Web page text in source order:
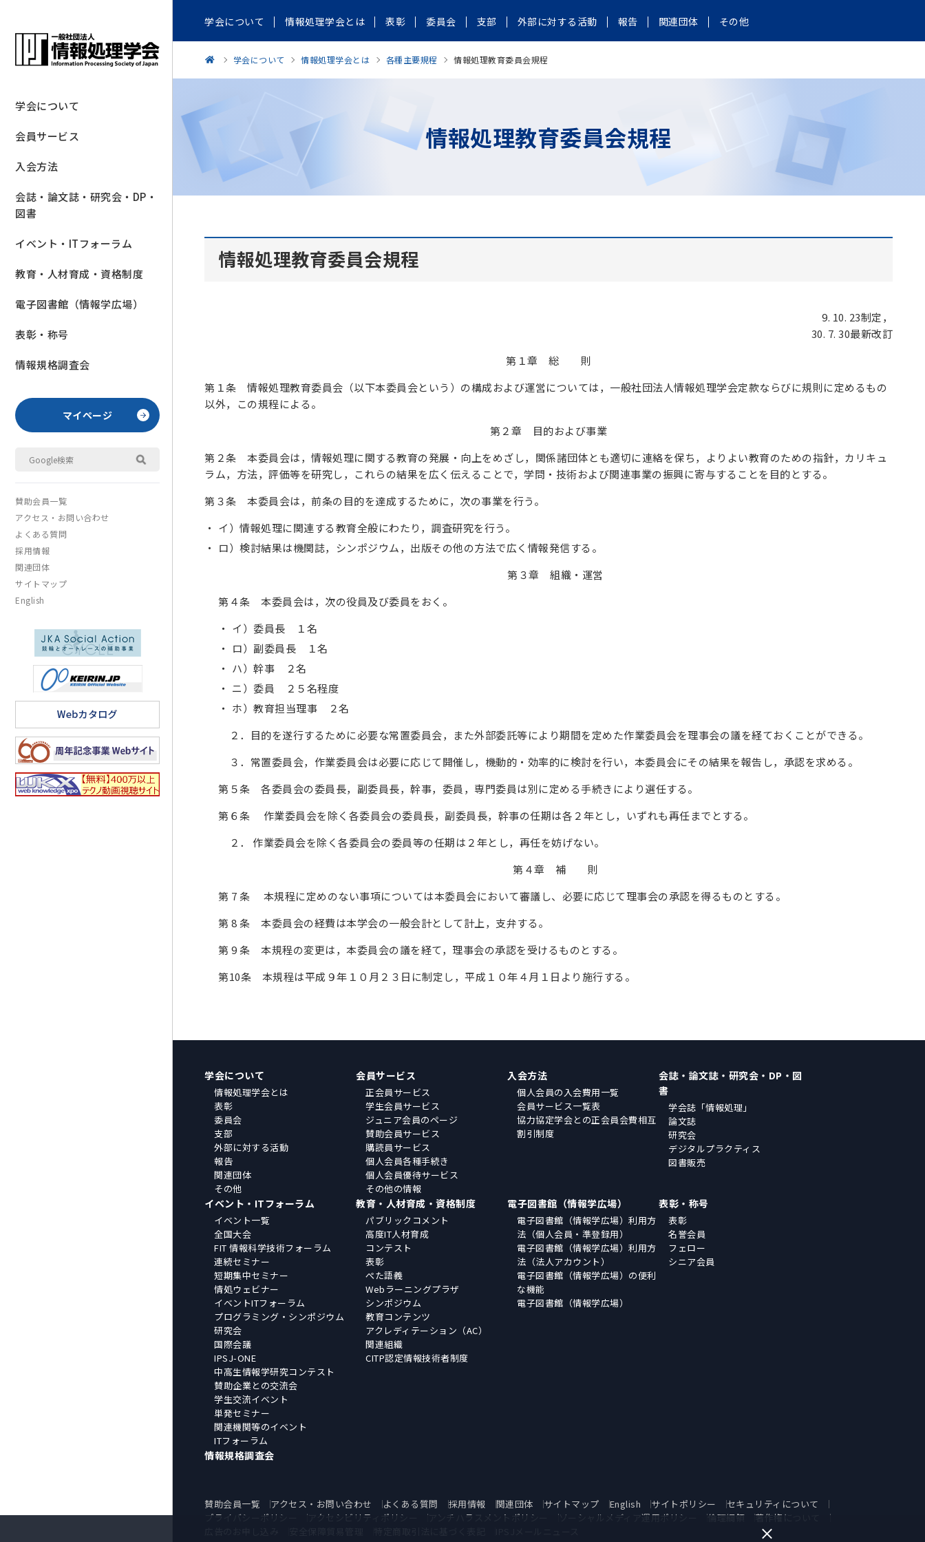
学会について
会員サービス
入会方法
会誌・論文誌・研究会・DP・
図書
イベント・ITフォーラム
教育・人材育成・資格制度
電子図書館（情報学広場）
表彰・称号
情報規格調査会
マイページ
賛助会員一覧
アクセス・お問い合わせ
よくある質問
採用情報
関連団体
サイトマップ
English
学会について 情報処理学会とは 表彰 委員会 支部 外部に対する活動 報告 関連団体 その他
学会について 情報処理学会とは 各種主要規程 情報処理教育委員会規程
情報処理教育委員会規程
情報処理教育委員会規程
9. 10. 23制定，
30. 7. 30最新改訂
第１章 総 則
第１条 情報処理教育委員会（以下本委員会という）の構成および運営については，一般社団法人情報処理学会定款ならびに規則に定めるもの
以外，この規程による。
第２章 目的および事業
第２条 本委員会は，情報処理に関する教育の発展・向上をめざし，関係諸団体とも適切に連絡を保ち，よりよい教育のための指針，カリキュ
ラム，方法，評価等を研究し，これらの結果を広く伝えることで，学問・技術および関連事業の振興に寄与することを目的とする。
第３条 本委員会は，前条の目的を達成するために，次の事業を行う。
イ）情報処理に関連する教育全般にわたり，調査研究を行う。
ロ）検討結果は機関誌，シンポジウム，出版その他の方法で広く情報発信する。
第３章 組織・運営
第４条 本委員会は，次の役員及び委員をおく。
イ）委員長 １名
ロ）副委員長 １名
ハ）幹事 ２名
ニ）委員 ２５名程度
ホ）教育担当理事 ２名
２．目的を遂行するために必要な常置委員会，また外部委託等により期間を定めた作業委員会を理事会の議を経ておくことができる。
３．常置委員会，作業委員会は必要に応じて開催し，機動的・効率的に検討を行い，本委員会にその結果を報告し，承認を求める。
第５条 各委員会の委員長，副委員長，幹事，委員，専門委員は別に定める手続きにより選任する。
第６条 作業委員会を除く各委員会の委員長，副委員長，幹事の任期は各２年とし，いずれも再任までとする。
２． 作業委員会を除く各委員会の委員等の任期は２年とし，再任を妨げない。
第４章 補 則
第 7 条 本規程に定めのない事項については本委員会において審議し、必要に応じて理事会の承認を得るものとする。
第 8 条 本委員会の経費は本学会の一般会計として計上，支弁する。
第 9 条 本規程の変更は，本委員会の議を経て，理事会の承認を受けるものとする。
第10条 本規程は平成９年１０月２３日に制定し，平成１０年４月１日より施行する。
学会について
情報処理学会とは
表彰
委員会
支部
外部に対する活動
報告
関連団体
その他
会員サービス
正会員サービス
学生会員サービス
ジュニア会員のページ
賛助会員サービス
購読員サービス
個人会員各種手続き
個人会員優待サービス
その他の情報
入会方法
個人会員の入会費用一覧
会員サービス一覧表
協力協定学会との正会員会費相互
割引制度
会誌・論文誌・研究会・DP・図
書
学会誌「情報処理」
論文誌
研究会
デジタルプラクティス
図書販売
イベント・ITフォーラム
イベント一覧
全国大会
FIT 情報科学技術フォーラム
連続セミナー
短期集中セミナー
情処ウェビナー
イベントITフォーラム
プログラミング・シンポジウム
研究会
国際会議
IPSJ-ONE
中高生情報学研究コンテスト
賛助企業との交流会
学生交流イベント
単発セミナー
関連機関等のイベント
ITフォーラム
教育・人材育成・資格制度
パブリックコメント
高度IT人材育成
コンテスト
表彰
ぺた語義
Webラーニングプラザ
シンポジウム
教育コンテンツ
アクレディテーション（AC）
関連組織
CITP認定情報技術者制度
電子図書館（情報学広場）
電子図書館（情報学広場）利用方
法（個人会員・準登録用）
電子図書館（情報学広場）利用方
法（法人アカウント）
電子図書館（情報学広場）の便利
な機能
電子図書館（情報学広場）
表彰・称号
表彰
名誉会員
フェロー
シニア会員
情報規格調査会
賛助会員一覧 アクセス・お問い合わせ よくある質問 採用情報 関連団体 サイトマップ English サイトポリシー
セキュリティについて
プライバシーポリシー
アクセシビリティポリシー アンチハラスメントポリシー ソーシャルメディア運用ポリシー 倫理綱領
著作権について